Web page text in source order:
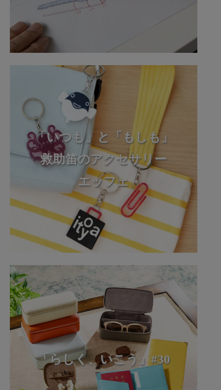
「いつも」と「もしも」
救助笛のアクセサリー
エッフェ
「らしく、いこう」#30